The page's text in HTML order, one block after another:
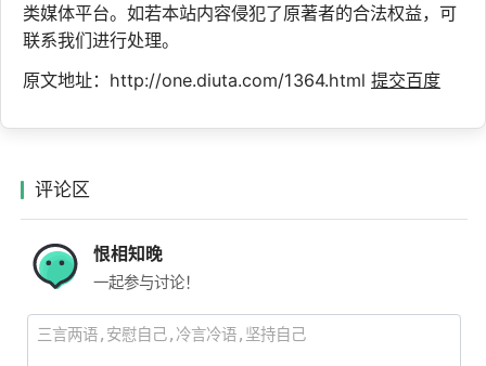
类媒体平台。如若本站内容侵犯了原著者的合法权益，可
联系我们进行处理。
原文地址：http://one.diuta.com/1364.html 提交百度
评论区
恨相知晚
一起参与讨论！